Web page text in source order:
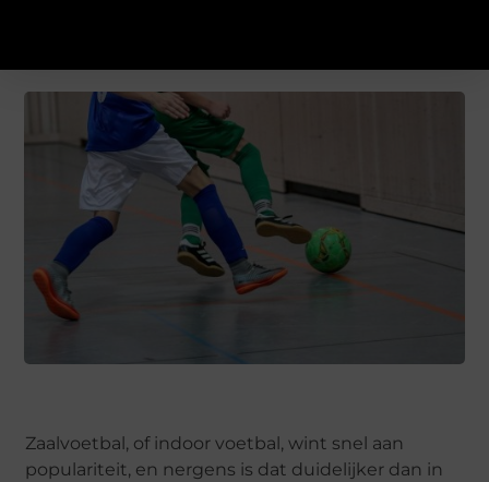
Zaalvoetbal, of indoor voetbal, wint snel aan
populariteit, en nergens is dat duidelijker dan in